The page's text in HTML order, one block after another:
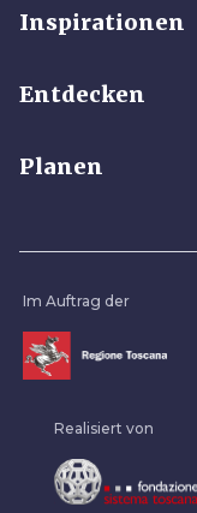
Inspirationen
Entdecken
Planen
Im Auftrag der
Realisiert von